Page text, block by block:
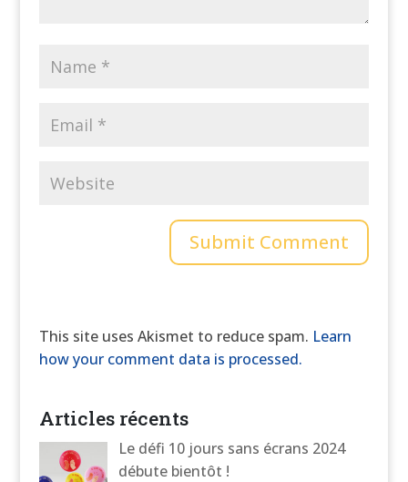
This site uses Akismet to reduce spam. Learn
how your comment data is processed.
Articles récents
Le défi 10 jours sans écrans 2024
débute bientôt !